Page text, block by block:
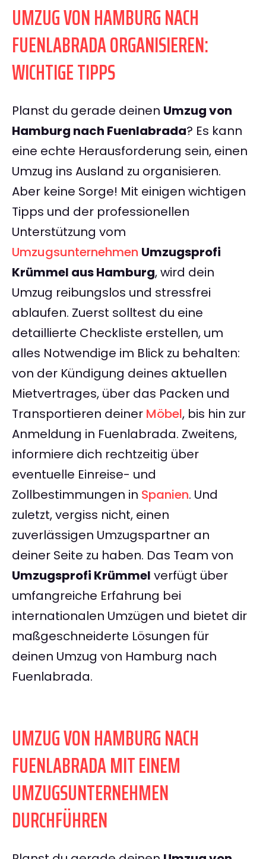
UMZUG VON HAMBURG NACH
FUENLABRADA ORGANISIEREN:
WICHTIGE TIPPS
Planst du gerade deinen Umzug von
Hamburg nach Fuenlabrada? Es kann
eine echte Herausforderung sein, einen
Umzug ins Ausland zu organisieren.
Aber keine Sorge! Mit einigen wichtigen
Tipps und der professionellen
Unterstützung vom
Umzugsunternehmen Umzugsprofi
Krümmel aus Hamburg, wird dein
Umzug reibungslos und stressfrei
ablaufen. Zuerst solltest du eine
detaillierte Checkliste erstellen, um
alles Notwendige im Blick zu behalten:
von der Kündigung deines aktuellen
Mietvertrages, über das Packen und
Transportieren deiner Möbel, bis hin zur
Anmeldung in Fuenlabrada. Zweitens,
informiere dich rechtzeitig über
eventuelle Einreise- und
Zollbestimmungen in Spanien. Und
zuletzt, vergiss nicht, einen
zuverlässigen Umzugspartner an
deiner Seite zu haben. Das Team von
Umzugsprofi Krümmel verfügt über
umfangreiche Erfahrung bei
internationalen Umzügen und bietet dir
maßgeschneiderte Lösungen für
deinen Umzug von Hamburg nach
Fuenlabrada.
UMZUG VON HAMBURG NACH
FUENLABRADA MIT EINEM
UMZUGSUNTERNEHMEN
DURCHFÜHREN